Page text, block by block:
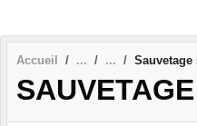
Accueil